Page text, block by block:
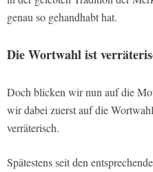
genau so gehandhabt hat.
Die Wortwahl ist
Doch blicken wir nun auf die
wir dabei zuerst auf die
verräterisch.
Spätestens seit den